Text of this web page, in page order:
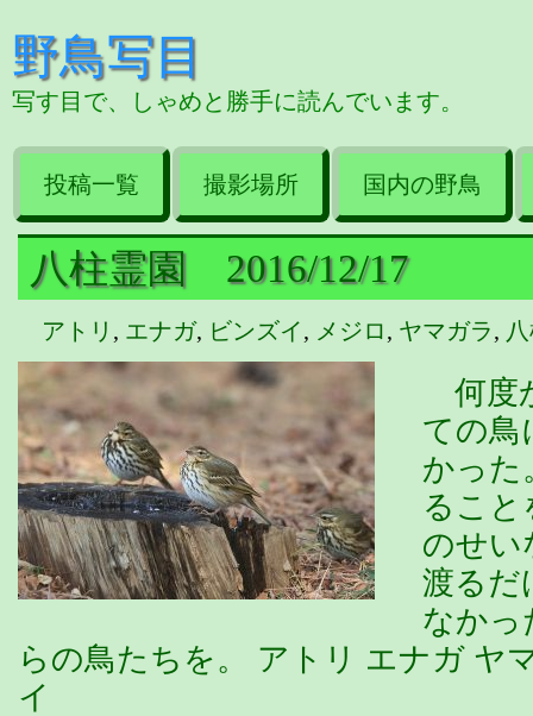
野鳥写目
写す目で、しゃめと勝手に読んでいます。
投稿一覧 撮影場所 国内の野鳥
八柱霊園 2016/12/17
アトリ , エナガ, ビンズイ, メジロ, ヤマガラ,
何度
ての鳥
かっ
ること
のせい
渡るだ
なか
らの鳥たちを。 アトリ エナガ ヤ
イ